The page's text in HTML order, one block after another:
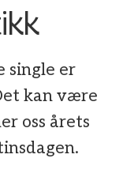
single er
kan være
oss årets